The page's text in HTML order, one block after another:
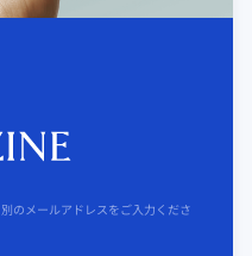
のメールアドレスをご入力くださ